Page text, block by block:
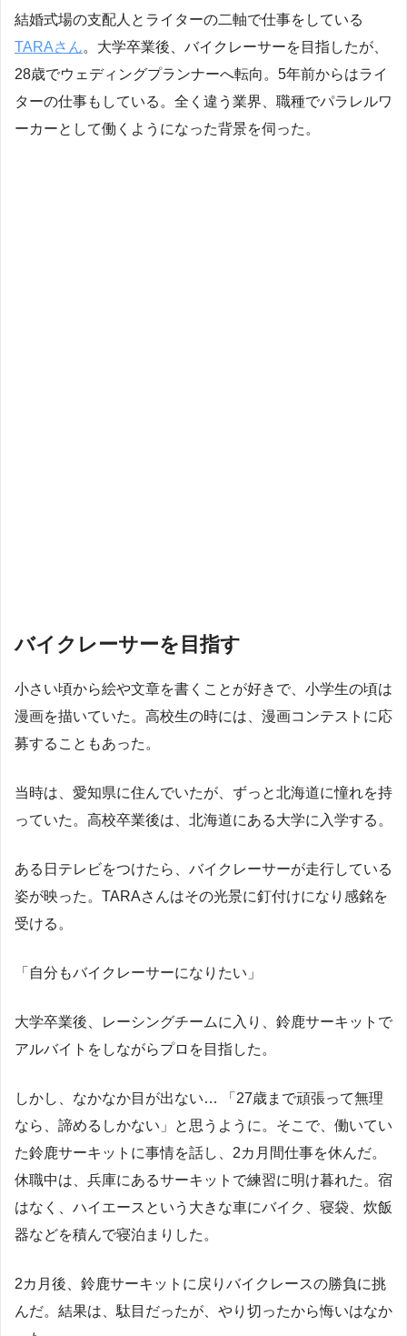
結婚式場の支配人とライターの二軸で仕事をしている
TARAさん。大学卒業後、バイクレーサーを目指したが、
28歳でウェディングプランナーへ転向。5年前からはライ
ターの仕事もしている。全く違う業界、職種でパラレルワ
ーカーとして働くようになった背景を伺った。
バイクレーサーを目指す
小さい頃から絵や文章を書くことが好きで、小学生の頃は
漫画を描いていた。高校生の時には、漫画コンテストに応
募することもあった。
当時は、愛知県に住んでいたが、ずっと北海道に憧れを持
っていた。高校卒業後は、北海道にある大学に入学する。
ある日テレビをつけたら、バイクレーサーが走行している
姿が映った。TARAさんはその光景に釘付けになり感銘を
受ける。
「自分もバイクレーサーになりたい」
大学卒業後、レーシングチームに入り、鈴鹿サーキットで
アルバイトをしながらプロを目指した。
しかし、なかなか目が出ない… 「27歳まで頑張って無理
なら、諦めるしかない」と思うように。そこで、働いてい
た鈴鹿サーキットに事情を話し、2カ月間仕事を休んだ。
休職中は、兵庫にあるサーキットで練習に明け暮れた。宿
はなく、ハイエースという大きな車にバイク、寝袋、炊飯
器などを積んで寝泊まりした。
2カ月後、鈴鹿サーキットに戻りバイクレースの勝負に挑
んだ。結果は、駄目だったが、やり切ったから悔いはなか